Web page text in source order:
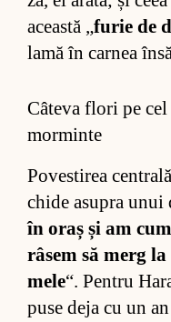
această „fu­rie de
lamă în car­nea
Câteva flori pe
morminte
Po­ves­ti­rea
chide asu­pra
în oraș și am
râ­sem să merg
mele“. Pen­tru
puse deja cu un